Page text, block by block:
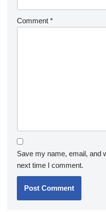
Comment *
Save my name, email, and
next time I comment.